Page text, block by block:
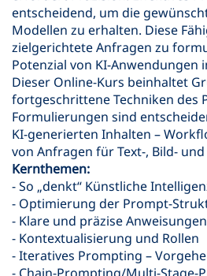
entscheidend, um die
Modellen zu erhalten. Diese
zielgerichtete Anfragen zu
Potenzial von KI-Anwendungen
Dieser Online-Kurs beinhaltet
fortgeschrittene Techniken des
Formulierungen sind
KI-generierten Inhalten –
von Anfragen für Text-, Bild- und
Kernthemen:
- So „denkt“ Künstliche
- Optimierung der Prompt-
- Klare und präzise Anweisungen
- Kontextualisierung und Rollen
- Iteratives Prompting –